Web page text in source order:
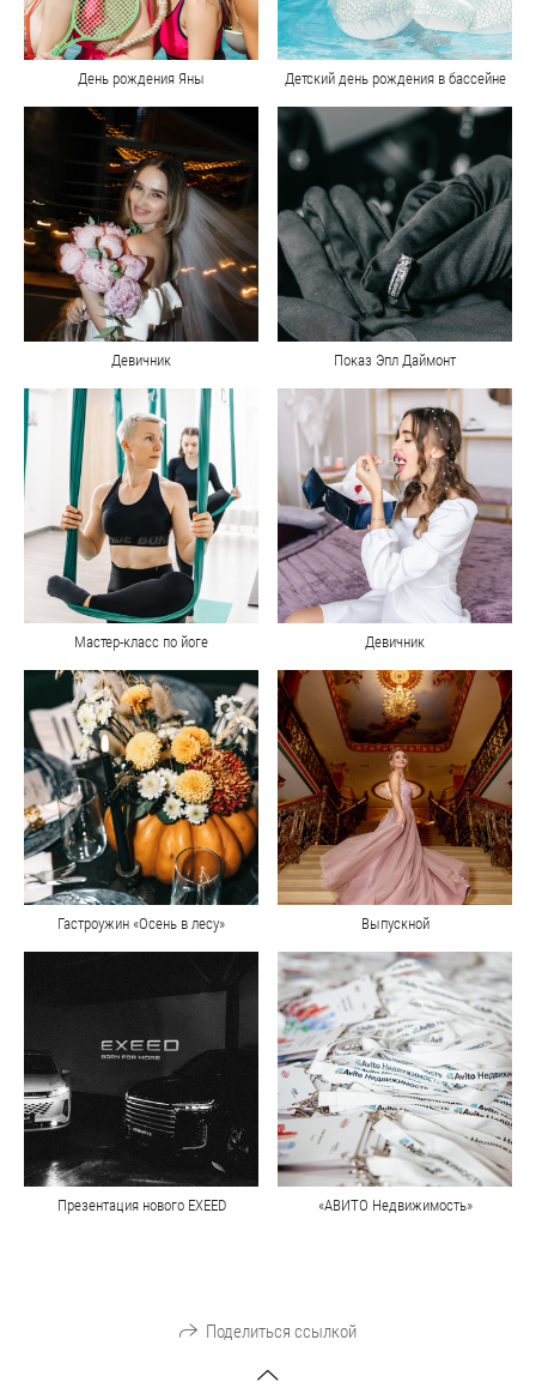
День рождения Яны Детский день рождения в бассейне
Девичник Показ Эпл Даймонт
Мастер-класс по йоге Девичник
Гастроужин «Осень в лесу» Выпускной
Презентация нового EXEED «АВИТО Недвижимость»
Поделиться ссылкой